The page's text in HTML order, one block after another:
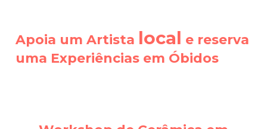
Apoia um Artista local e reserva
uma Experiências em Óbidos